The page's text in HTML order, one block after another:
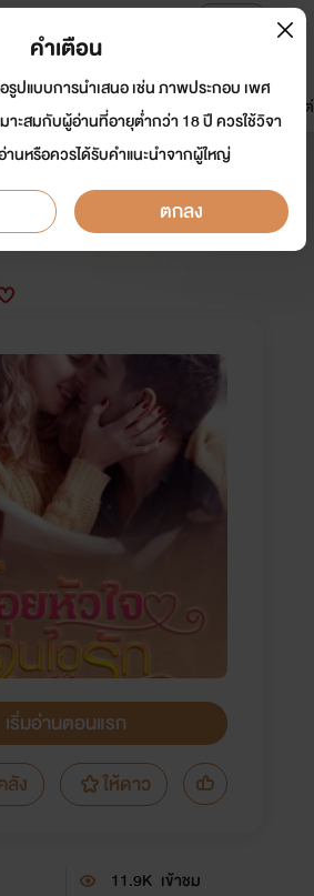
อีบุ๊ก การ์ตูน
มาใหม่
ดรีมแชท ธัญลิสต์
รัก
ดา&Bobby Pin
เริ่มอ่านตอนแรก
ลัง
ให้ดาว
11.9K เข้าชม
คำเตือน
รูปแบบการนำเสนอ เช่น ภาพประกอบ เพศ
าะสมกับผู้อ่านที่อายุต่ำกว่า 18 ปี ควรใช้วิจา
นหรือควรได้รับคำแนะนำจากผู้ใหญ่
ตกลง